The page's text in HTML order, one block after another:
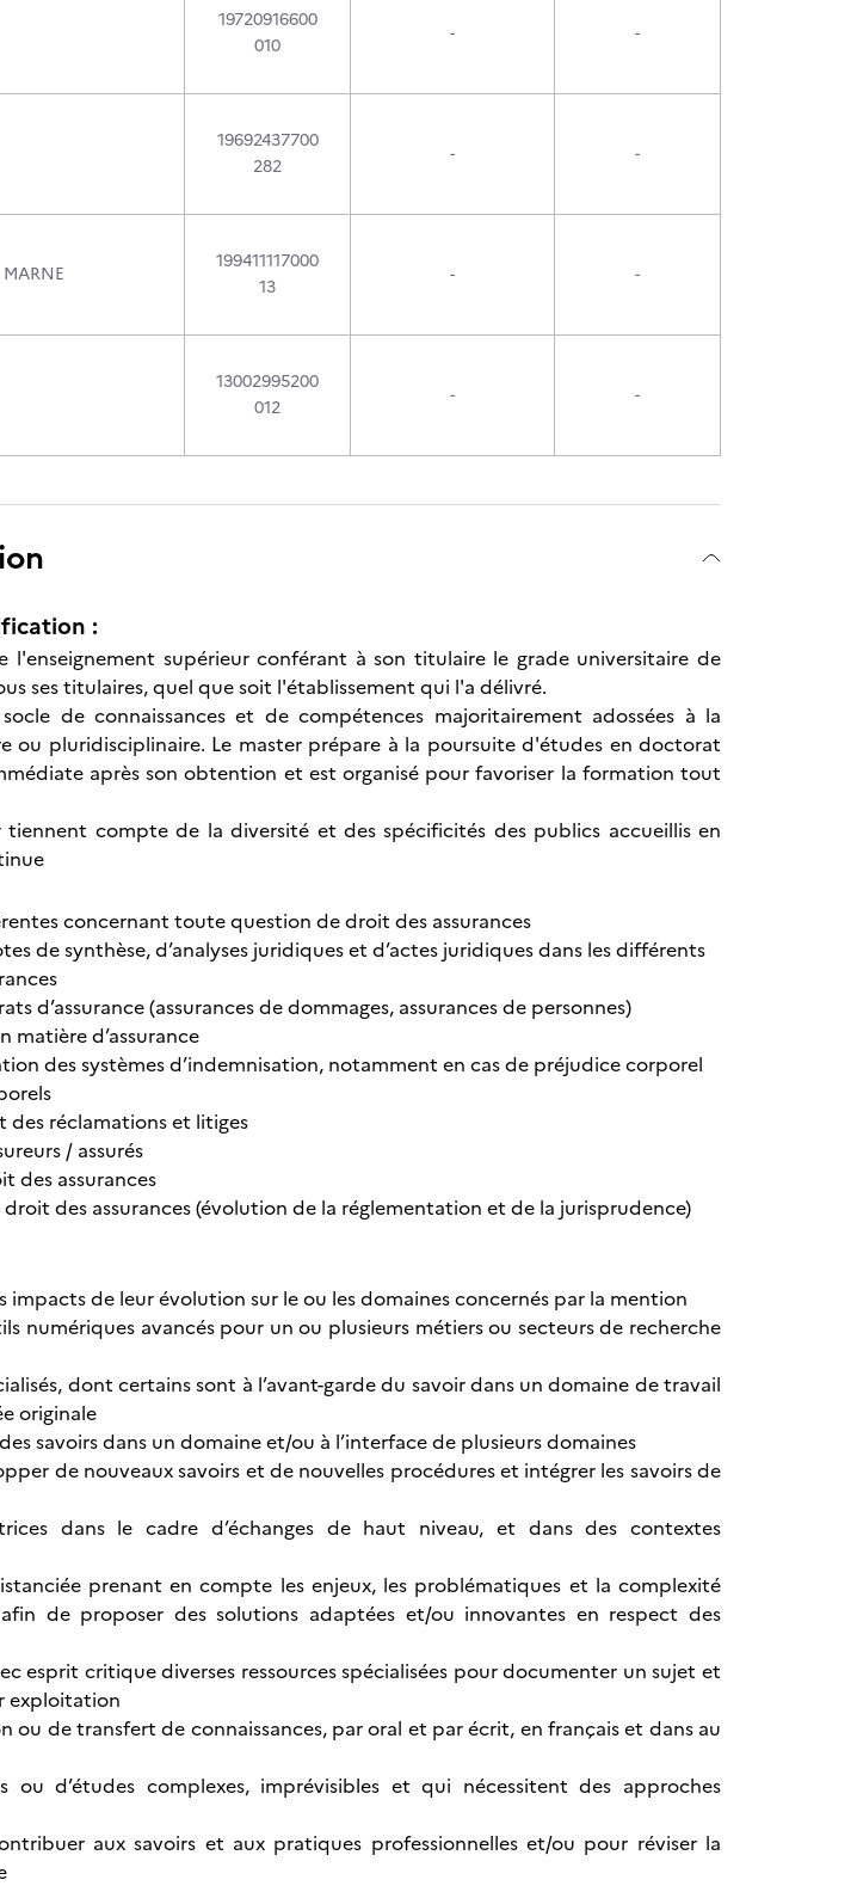
19720916600
010
- -
19692437700
282
- -
MARNE
199411117000
13
- -
13002995200
012
- -
:
supérieur conférant à son titulaire le grade universitaire de
ses titulaires, quel que soit l'établissement qui l'a délivré.
de connaissances et de compétences majoritairement adossées à la
ou pluridisciplinaire. Le master prépare à la poursuite d'études en doctorat
après son obtention et est organisé pour favoriser la formation tout
compte de la diversité et des spécificités des publics accueillis en
concernant toute question de droit des assurances
de synthèse, d’analyses juridiques et d’actes juridiques dans les différents
d’assurance (assurances de dommages, assurances de personnes)
matière d’assurance
des systèmes d’indemnisation, notamment en cas de préjudice corporel
réclamations et litiges
/ assurés
des assurances
des assurances (évolution de la réglementation et de la jurisprudence)
impacts de leur évolution sur le ou les domaines concernés par la mention
numériques avancés pour un ou plusieurs métiers ou secteurs de recherche
dont certains sont à l’avant-garde du savoir dans un domaine de travail
originale
savoirs dans un domaine et/ou à l’interface de plusieurs domaines
de nouveaux savoirs et de nouvelles procédures et intégrer les savoirs de
dans le cadre d’échanges de haut niveau, et dans des contextes
prenant en compte les enjeux, les problématiques et la complexité
de proposer des solutions adaptées et/ou innovantes en respect des
esprit critique diverses ressources spécialisées pour documenter un sujet et
exploitation
ou de transfert de connaissances, par oral et par écrit, en français et dans au
ou d’études complexes, imprévisibles et qui nécessitent des approches
aux savoirs et aux pratiques professionnelles et/ou pour réviser la